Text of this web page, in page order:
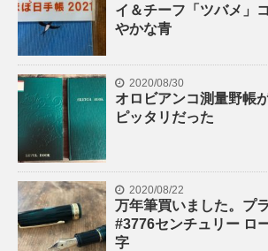
イ＆チーフ「ツバメ」
やかな青
2020/08/30
オロビアンコ測量野帳
ピッタリだった
2020/08/22
万年筆買いました。プ
#3776センチュリー ロ
字